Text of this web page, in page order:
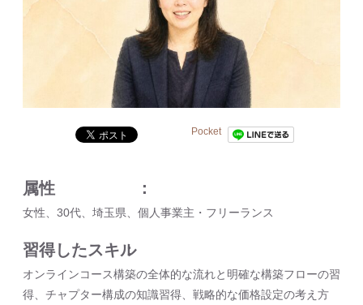
Pocket
属性
女性、30代、埼玉県、個人事業主・フリーランス
習得したスキル
オンラインコース構築の全体的な流れと明確な構築フローの習
得、チャプター構成の知識習得、戦略的な価格設定の考え方